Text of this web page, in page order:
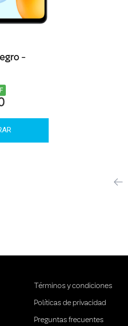
-
anterior
Términos y condiciones
Políticas de privacidad
Preguntas frecuentes